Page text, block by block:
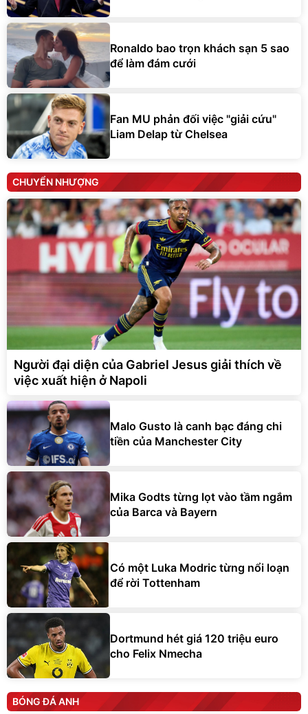
Ronaldo bao trọn khách sạn 5 sao
để làm đám cưới
Fan MU phản đối việc "giải cứu"
Liam Delap từ Chelsea
CHUYỂN NHƯỢNG
Người đại diện của Gabriel Jesus giải thích về
việc xuất hiện ở Napoli
Malo Gusto là canh bạc đáng chi
tiền của Manchester City
Mika Godts từng lọt vào tầm ngắm
của Barca và Bayern
Có một Luka Modric từng nổi loạn
để rời Tottenham
Dortmund hét giá 120 triệu euro
cho Felix Nmecha
BÓNG ĐÁ ANH